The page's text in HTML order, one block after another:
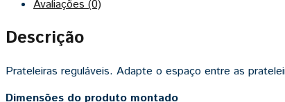
Avaliações (0)
Descrição
Prateleiras reguláveis. Adapte o espaço entre as
Dimensões do produto montado